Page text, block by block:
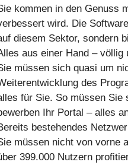
kommen in den Genuss
wird. Die
diesem Sektor, sondern
aus einer Hand – völlig
müssen sich quasi um
des
für Sie. So müssen Sie
Ihr Portal – alles
bestehendes
müssen nicht von vorne
399.000 Nutzern